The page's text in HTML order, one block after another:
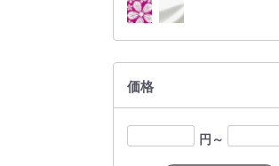
価格
円～